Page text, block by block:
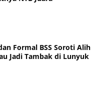
Formal BSS Soroti Alih
Jadi Tambak di Lunyuk